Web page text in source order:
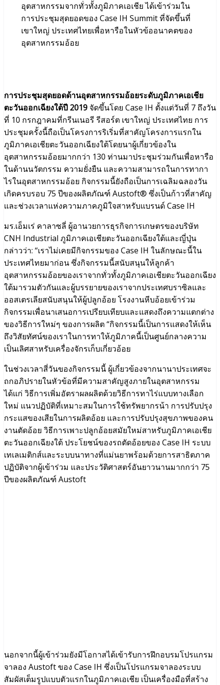
อุตสาหกรรมจากทั่วทั้งภูมิภาคเอเชีย ได้เข้าร่วมใน
การประชุมสุดยอดของ Case IH Summit ที่จัดขึ้นที่
เขาใหญ่ ประเทศไทยเพื่อหารือในหัวข้ออนาคตของ
อุตสาหกรรมอ้อย
การประชุมสุดยอดด้านอุตสาหกรรมอ้อยระดับภูมิภาคเอเชีย
ตะวันออกเฉียงใต้ปี 2019 จัดขึ้นโดย Case IH ตั้งแต่วันที่ 7 ถึงวัน
ที่ 10 กรกฎาคมที่กรีนเนอรี รีสอร์ต เขาใหญ่ ประเทศไทย การ
ประชุมครั้งนี้ถือเป็นโครงการริเริ่มที่สาคัญโครงการแรกใน
ภูมิภาคเอเชียตะวันออกเฉียงใต้โดยนาผู้เกี่ยวข้องใน
อุตสาหกรรมอ้อยมากกว่า 130 ท่านมาประชุมร่วมกันเพื่อหารือ
ในด้านนวัตกรรม ความยั่งยืน และความสามารถในการทากา
ไรในอุตสาหกรรมอ้อย กิจกรรมนี้ยังถือเป็นการเฉลิมฉลองวัน
เกิดครบรอบ 75 ปีของผลิตภัณฑ์ Austoft® ซึ่งเป็นก้าวที่สาคัญ
และช่วงเวลาแห่งความภาคภูมิใจสาหรับแบรนด์ Case IH
มร.เอ็มเร่ คาลาซลี่ ผู้อานวยการธุรกิจการเกษตรของบริษัท
CNH Industrial ภูมิภาคเอเชียตะวันออกเฉียงใต้และญี่ปุ่น
กล่าวว่า: “เราไม่เคยมีกิจกรรมของ Case IH ในลักษณะนี้ใน
ประเทศไทยมาก่อน ซึ่งกิจกรรมนี้สนับสนุนให้ลูกค้า
อุตสาหกรรมอ้อยของเราจากทั่วทั้งภูมิภาคเอเชียตะวันออกเฉียง
ใต้มารวมตัวกันและผู้บรรยายของเราจากประเทศบราซิลและ
ออสเตรเลียสนับสนุนให้ผู้ปลูกอ้อย โรงงานหีบอ้อยเข้าร่วม
กิจกรรมเพื่อนาเสนอการเปรียบเทียบและแสดงถึงความแตกต่าง
ของวิธีการใหม่ๆ ของการผลิต “กิจกรรมนี้เป็นการแสดงให้เห็น
ถึงวิสัยทัศน์ของเราในการทาให้ภูมิภาคนี้เป็นศูนย์กลางความ
เป็นเลิศสาหรับเครื่องจักรเก็บเกี่ยวอ้อย
ในช่วงเวลาสี่วันของกิจกรรมนี้ ผู้เกี่ยวข้องจากนานาประเทศจะ
ถกอภิปรายในหัวข้อที่มีความสาคัญสูงภายในอุตสาหกรรม
ได้แก่ วิธีการเพิ่มอัตราผลผลิตด้วยวิธีการทาไร่แบบทางเลือก
ใหม่ แนวปฏิบัติที่เหมาะสมในการใช้ทรัพยากรน้า การปรับปรุง
กระแสของเสียในการผลิตอ้อย และการปรับปรุงสุขภาพของคน
งานตัดอ้อย วิธีการเพาะปลูกอ้อยสมัยใหม่สาหรับภูมิภาคเอเชีย
ตะวันออกเฉียงใต้ ประโยชน์ของรถตัดอ้อยของ Case IH ระบบ
เทเลเมติกส์และระบบนาทางที่แม่นยาพร้อมด้วยการสาธิตภาค
ปฏิบัติจากผู้เข้าร่วม และประวัติศาสตร์อันยาวนานมากกว่า 75
ปีของผลิตภัณฑ์ Austoft
นอกจากนี้ผู้เข้าร่วมยังมีโอกาสได้เข้ารับการฝึกอบรมโปรแกรม
จาลอง Austoft ของ Case IH ซึ่งเป็นโปรแกรมจาลองระบบ
สัมผัสเต็มรูปแบบตัวแรกในภูมิภาคเอเชีย เป็นเครื่องมือที่สร้าง